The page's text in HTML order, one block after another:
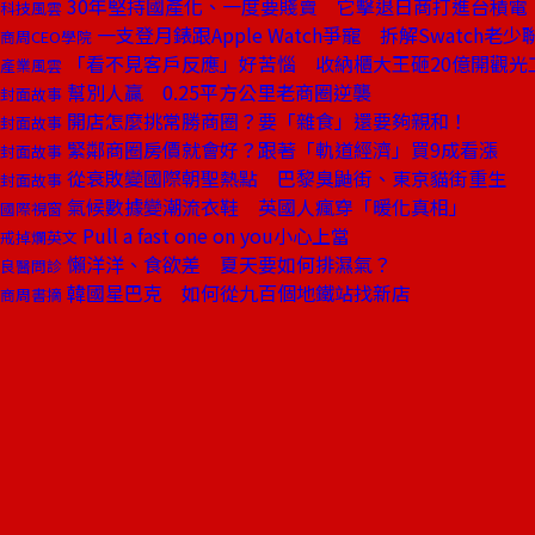
科技風雲 30年堅持國產化、一度要賤賣 它擊退日商打進台積電
商周CEO學院 一支登月錶跟Apple Watch爭寵 拆解Swatch老少
產業風雲 「看不見客戶反應」好苦惱 收納櫃大王砸20億開觀光
封面故事 幫別人贏 0.25平方公里老商圈逆襲
封面故事 開店怎麼挑常勝商圈？要「雜食」還要夠親和！
封面故事 緊鄰商圈房價就會好？跟著「軌道經濟」買9成看漲
封面故事 從衰敗變國際朝聖熱點 巴黎臭鼬街、東京貓街重生
國際視窗 氣候數據變潮流衣鞋 英國人瘋穿「暖化真相」
戒掉爛英文 Pull a fast one on you小心上當
良醫問診 懶洋洋、食欲差 夏天要如何排濕氣？
商周書摘 韓國星巴克 如何從九百個地鐵站找新店